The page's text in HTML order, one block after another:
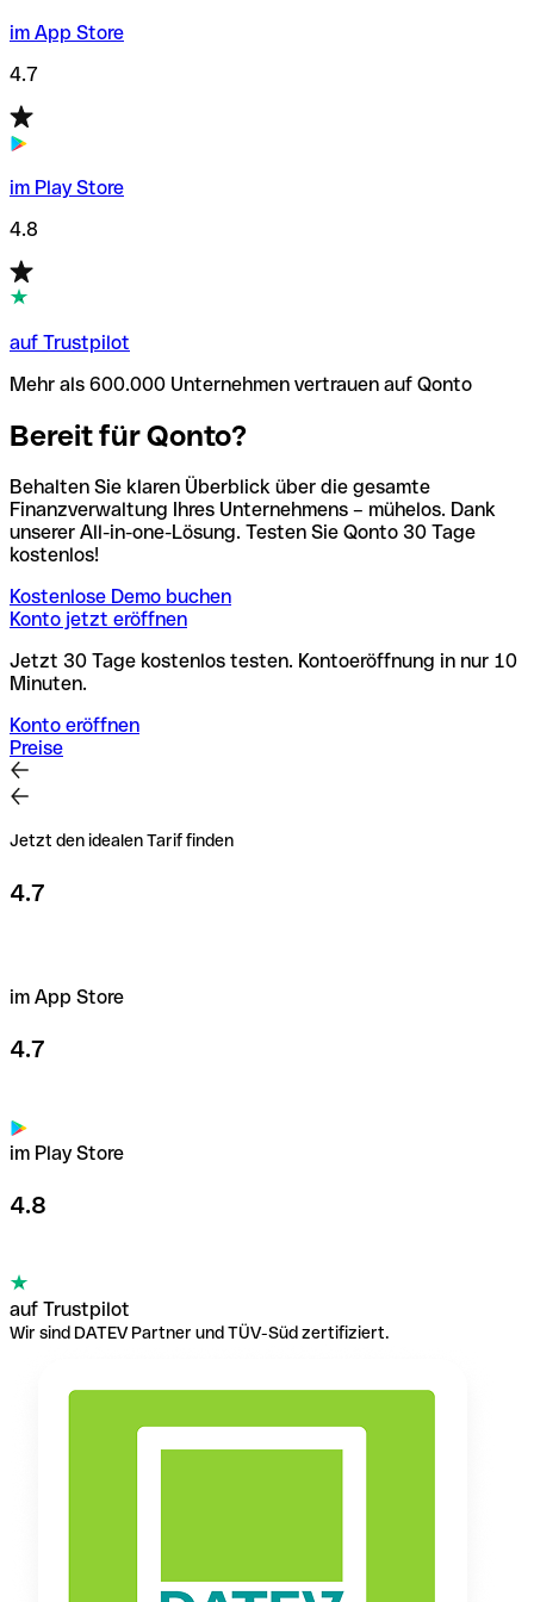
im App Store
4.7
im Play Store
4.8
auf Trustpilot
Mehr als 600.000 Unternehmen vertrauen auf Qonto
Bereit für Qonto?
Behalten Sie klaren Überblick über die gesamte
Finanzverwaltung Ihres Unternehmens – mühelos. Dank
unserer All-in-one-Lösung. Testen Sie Qonto 30 Tage
kostenlos!
Kostenlose Demo buchen
Konto jetzt eröffnen
Jetzt 30 Tage kostenlos testen. Kontoeröffnung in nur 10
Minuten.
Konto eröffnen
Preise
Jetzt den idealen Tarif finden
4.7
im App Store
4.7
im Play Store
4.8
auf Trustpilot
Wir sind DATEV Partner und TÜV-Süd zertifiziert.